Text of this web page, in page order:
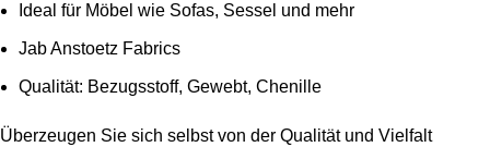
Ideal für Möbel wie Sofas, Sessel und mehr
Jab Anstoetz Fabrics
Qualität: Bezugsstoff, Gewebt, Chenille
Überzeugen Sie sich selbst von der Qualität und Vielfalt